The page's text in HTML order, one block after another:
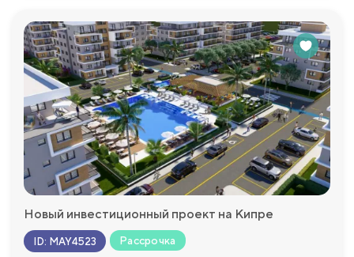
Новый инвестиционный проект на Кипре
ID: MAY4523 Рассрочка